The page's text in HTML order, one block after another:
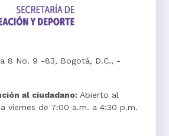
8 No. 9 -83, Bogotá, D.C., -
al ciudadano:Abierto al
viernes de 7:00 a.m. a 4:30 p.m.